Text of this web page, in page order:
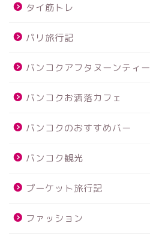
タイ筋トレ
パリ旅行記
バンコクアフタヌーンティー
バンコクお洒落カフェ
バンコクのおすすめバー
バンコク観光
プーケット旅行記
ファッション